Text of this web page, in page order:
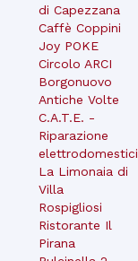
di Capezzana
Caffè Coppini
Joy POKE
Circolo ARCI
Borgonuovo
Antiche Volte
C.A.T.E. -
Riparazione
elettrodomestici
La Limonaia di
Villa
Rospigliosi
Ristorante Il
Pirana